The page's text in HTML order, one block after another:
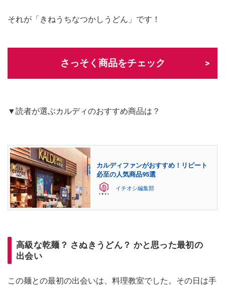
それが「きねうちなつかしうどん」です！
さっそく商品をチェック
▼読者が選ぶカルディのおすすめ商品は？
カルディファンがおすすめ！リピート
必至の人気商品95選
イチオシ編集部
高級な乾麺？ さぬきうどん？ かと思った最初の
出会い
この麺との最初の出会いは、料理教室でした。その日は手